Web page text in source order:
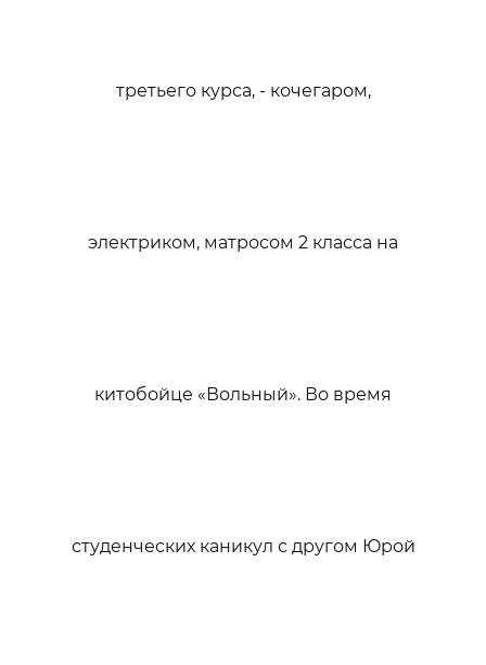
третьего курса, - кочегаром,
электриком, матросом 2 класса на
китобойце «Вольный». Во время
студенческих каникул с другом Юрой